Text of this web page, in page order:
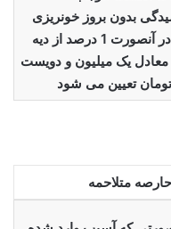
بدون بروز خونریزی
شود در آنصورت 1 درصد از دیه
یک میلیون و دویست
تعیین می شود
متلاحمه